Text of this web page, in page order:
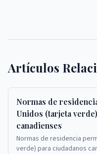
Artículos
Normas de
Unidos (tarjeta
canadienses
Normas de residencia
verde) para ciudadanos